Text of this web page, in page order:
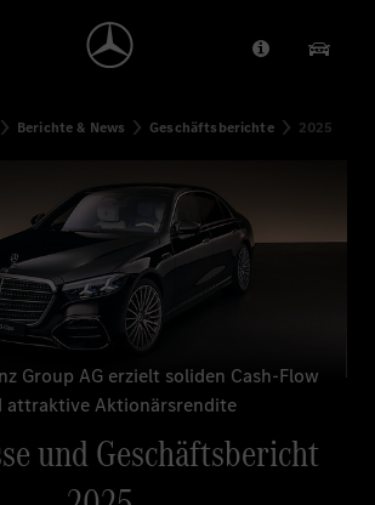
Anbieter/
Berichte & News Geschäftsberichte 2025
Group AG erzielt soliden Cash-Flow
attraktive Aktionärsrendite
und Geschäftsbericht